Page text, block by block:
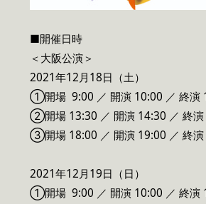
■開催日時
＜大阪公演＞
2021年12月18日（土）
①開場 9:00 ／ 開演 10:00 ／ 終演
②開場 13:30 ／ 開演 14:30 ／ 終演
③開場 18:00 ／ 開演 19:00 ／ 終演
2021年12月19日（日）
①開場 9:00 ／ 開演 10:00 ／ 終演